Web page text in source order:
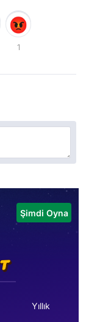
1
Şimdi Oyna
Yıllık